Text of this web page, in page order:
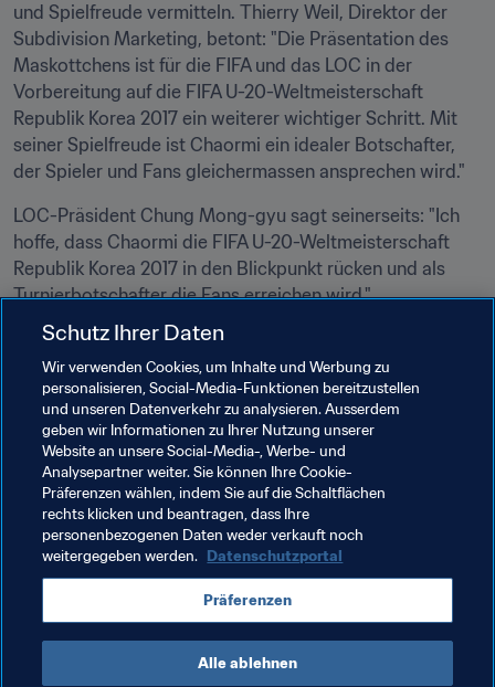
und Spielfreude vermitteln. Thierry Weil, Direktor der
Subdivision Marketing, betont: "Die Präsentation des
Maskottchens ist für die FIFA und das LOC in der
Vorbereitung auf die FIFA U-20-Weltmeisterschaft
Republik Korea 2017 ein weiterer wichtiger Schritt. Mit
seiner Spielfreude ist Chaormi ein idealer Botschafter,
der Spieler und Fans gleichermassen ansprechen wird."
LOC-Präsident Chung Mong-gyu sagt seinerseits: "Ich
hoffe, dass Chaormi die FIFA U-20-Weltmeisterschaft
Republik Korea 2017 in den Blickpunkt rücken und als
Turnierbotschafter die Fans erreichen wird."
Chaormi wird am 1. September 2016 im WM-Stadion in
Seoul bei der Partie zwischen der Republik Korea und der
VR China in der Asienqualifikation für die FIFA Fussball-
Weltmeisterschaft Russland 2018™ seinen ersten Auftritt
haben. Danach wird er mit dem LOC die Spielorte
bereisen, um junge Koreanerinnen und Koreaner für den
Fussball und das Turnier zu begeistern.
Verwandte Themen
Turniere Korea Republic AFC
Schutz Ihrer Daten
Wir verwenden Cookies, um Inhalte und Werbung zu
personalisieren, Social-Media-Funktionen bereitzustellen
und unseren Datenverkehr zu analysieren. Ausserdem
geben wir Informationen zu Ihrer Nutzung unserer
Website an unsere Social-Media-, Werbe- und
Analysepartner weiter. Sie können Ihre Cookie-
Präferenzen wählen, indem Sie auf die Schaltflächen
rechts klicken und beantragen, dass Ihre
personenbezogenen Daten weder verkauft noch
weitergegeben werden. Datenschutzportal
Präferenzen
Alle ablehnen